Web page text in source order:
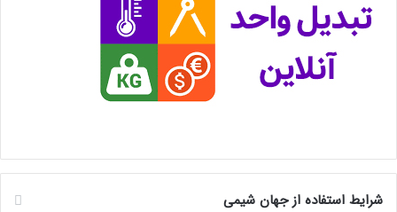
شرایط استفاده از جهان شیمی